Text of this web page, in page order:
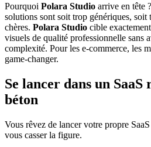
Pourquoi Polara Studio arrive en tête
solutions sont soit trop génériques,
chères. Polara Studio cible
visuels de qualité professionnelle sans
complexité. Pour les e-commerce, les
game-changer.
Se lancer dans un SaaS
béton
Vous rêvez de lancer votre propre
vous casser la figure.